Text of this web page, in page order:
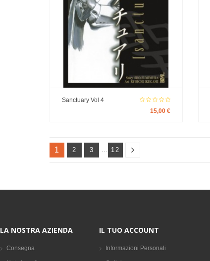
Sanctuary Vol 4
15,00 €
1 2 3 … 12
LA NOSTRA AZIENDA
Consegna
IL TUO ACCOUNT
Informazioni Personali